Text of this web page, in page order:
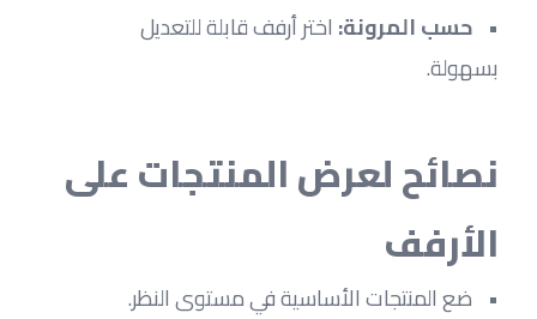
حسب المرونة:
اختر أرفف قابلة للتعديل
بسهولة.
الأرفف
ضع المنتجات الأساسية في مستوى النظر.